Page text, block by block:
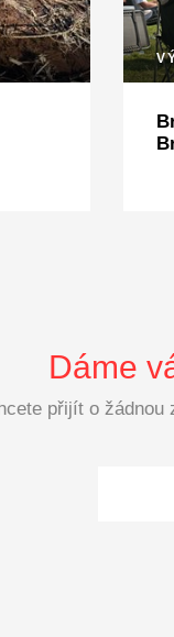
Dáme
přijít o žádnou